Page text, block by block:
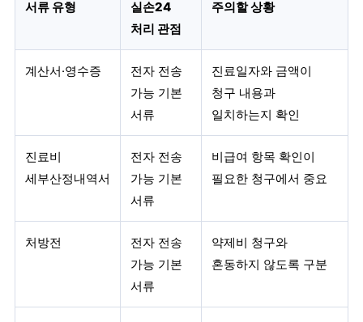
서류 유형
실손24
처리 관점
주의할 상황
계산서·영수증
전자 전송
가능 기본
서류
진료일자와 금액이
청구 내용과
일치하는지 확인
진료비
세부산정내역서
전자 전송
가능 기본
서류
비급여 항목 확인이
필요한 청구에서 중요
처방전
전자 전송
가능 기본
서류
약제비 청구와
혼동하지 않도록 구분